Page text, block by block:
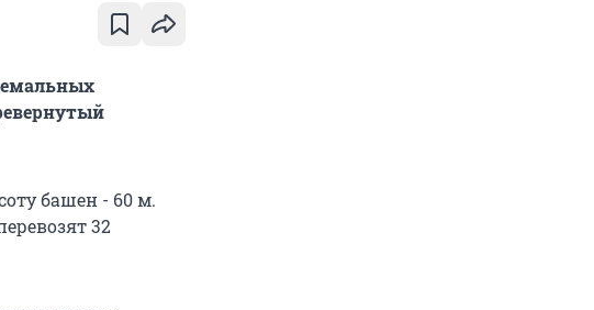
башен - 60 м.
32